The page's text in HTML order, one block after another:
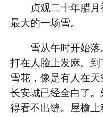
贞观二十年腊
最大的一场雪。
雪从午时开始落
打在人脸上发麻。
雪花，像是有人在
长安城已经全白了
得看不出缝。屋檐